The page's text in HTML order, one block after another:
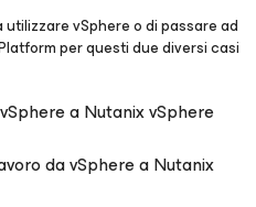
vSphere o di passare ad
per questi due diversi casi
a Nutanix vSphere
da vSphere a Nutanix